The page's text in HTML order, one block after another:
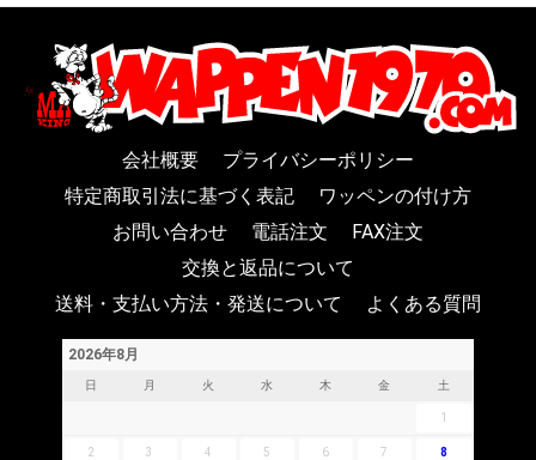
会社概要
プライバシーポリシー
特定商取引法に基づく表記
ワッペンの付け方
お問い合わせ
電話注文
FAX注文
交換と返品について
送料・支払い方法・発送について
よくある質問
2026年8月
日 月 火 水 木 金 土
1
2 3 4 5 6 7 8